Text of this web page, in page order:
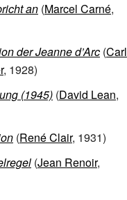
an (Marcel Carné,
der Jeanne d’Arc (Carl
, 1928)
(1945) (David Lean,
(René Clair, 1931)
(Jean Renoir,